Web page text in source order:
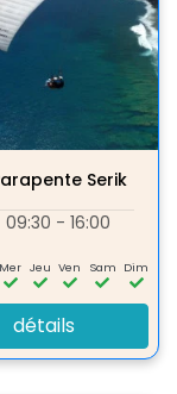
Serik
09:30 - 16:00
Mer Jeu Ven Sam Dim
détails